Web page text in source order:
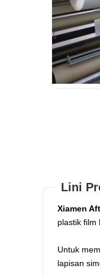
Lini
Xiamen
plastik film
Untuk
lapisan